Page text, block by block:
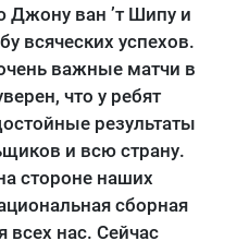
Джону ван ’т Шипу и
всяческих успехов.
важные матчи в
что у ребят
результаты
и всю страну.
стороне наших
сборная
всех нас. Сейчас